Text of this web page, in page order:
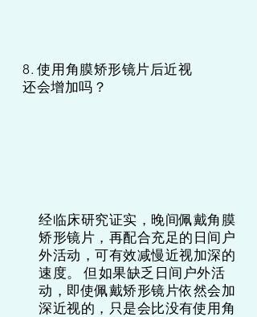
8. 使用角膜矫形镜片后近视
还会增加吗？
经临床研究证实，晚间佩戴角膜
矫形镜片，再配合充足的日间户
外活动，可有效减慢近视加深的
速度。 但如果缺乏日间户外活
动，即使佩戴矫形镜片依然会加
深近视的，只是会比没有使用角